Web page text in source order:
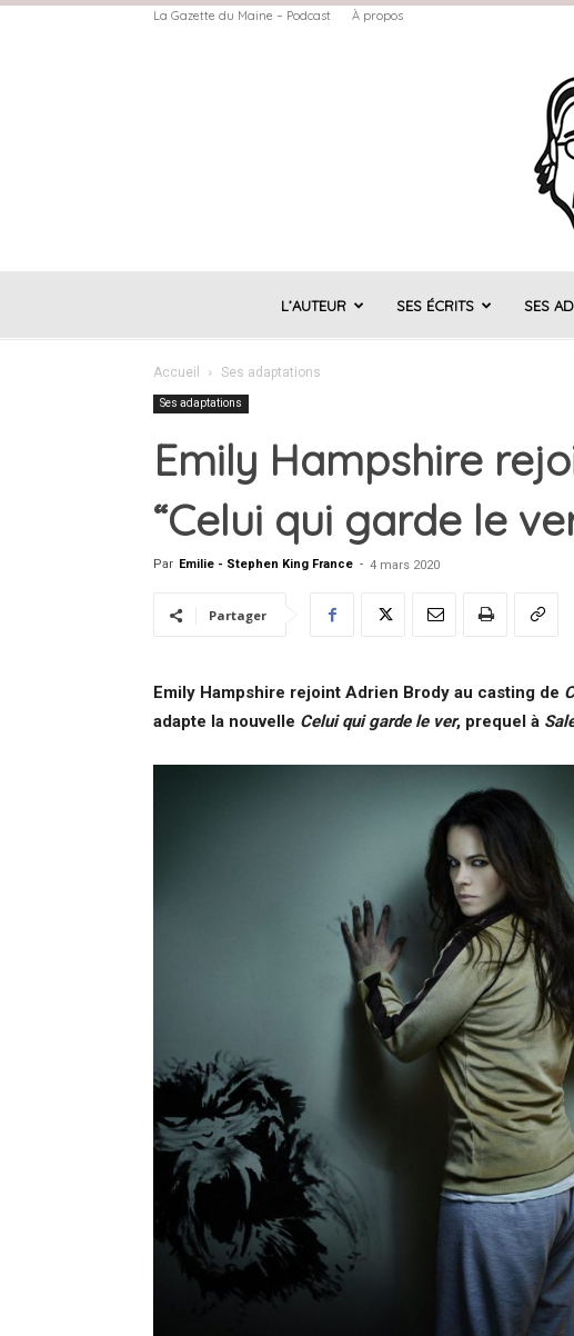
La Gazette du Maine – Podcast À propos
L’AUTEUR SES ÉCRITS SES
Accueil Ses adaptations
Ses adaptations
Emily Hampshire
“Celui qui garde le
Par Emilie - Stephen King France - 4 mars 2020
Partager
Emily Hampshire rejoint Adrien Brody au casting de
adapte la nouvelle Celui qui garde le ver, prequel à